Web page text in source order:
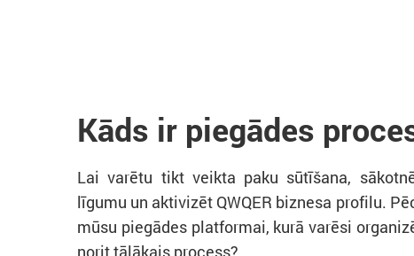
Kāds ir piegādes
Lai varētu tikt veikta paku sūtīšana,
līgumu un aktivizēt QWQER biznesa profilu.
mūsu piegādes platformai, kurā varēsi
norit tālākais process?